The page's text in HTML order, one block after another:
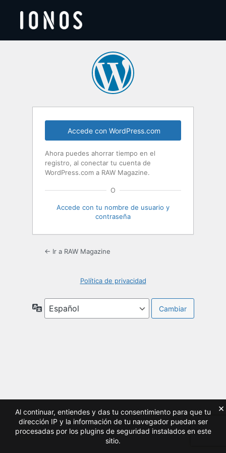
Accede con WordPress.com
Ahora puedes ahorrar tiempo en el
registro, al conectar tu cuenta de
WordPress.com a RAW Magazine.
O
Accede con tu nombre de usuario y
contraseña
← Ir a RAW Magazine
Política de privacidad
Idioma
Al continuar, entiendes y das tu consentimiento para que tu
dirección IP y la información de tu navegador puedan ser
procesadas por los plugins de seguridad instalados en este
sitio.
×